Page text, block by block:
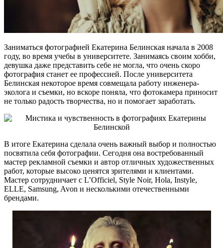
Заниматься фотографией Екатерина Белинская начала в 2008
году, во время учебы в университете. Занимаясь своим хобби,
девушка даже представить себе не могла, что очень скоро
фотография станет ее профессией. После университета
Белинская некоторое время совмещала работу инженера-
эколога и съемки, но вскоре поняла, что фотокамера приносит
не только радость творчества, но и помогает заработать.
В итоге Екатерина сделала очень важный выбор и полностью
посвятила себя фотографии. Сегодня она востребованный
мастер рекламной съемки и автор отличных художественных
работ, которые высоко ценятся зрителями и клиентами.
Мастер сотрудничает с L’Officiel, Style Noir, Hola, Instyle,
ELLE, Samsung, Avon и несколькими отечественными
брендами.